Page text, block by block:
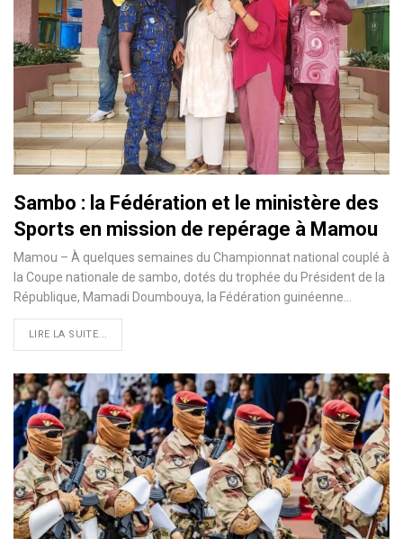
Sambo : la Fédération et le ministère des
Sports en mission de repérage à Mamou
Mamou – À quelques semaines du Championnat national couplé à
la Coupe nationale de sambo, dotés du trophée du Président de la
République, Mamadi Doumbouya, la Fédération guinéenne…
LIRE LA SUITE...